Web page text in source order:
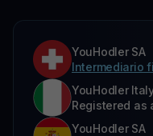
YouHodler SA
Intermediario
YouHodler
Registered as
YouHodler SA